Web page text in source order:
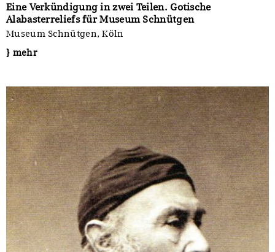
Eine Verkündigung in zwei Teilen. Gotische
Alabasterreliefs für Museum Schnütgen
Museum Schnütgen, Köln
} mehr